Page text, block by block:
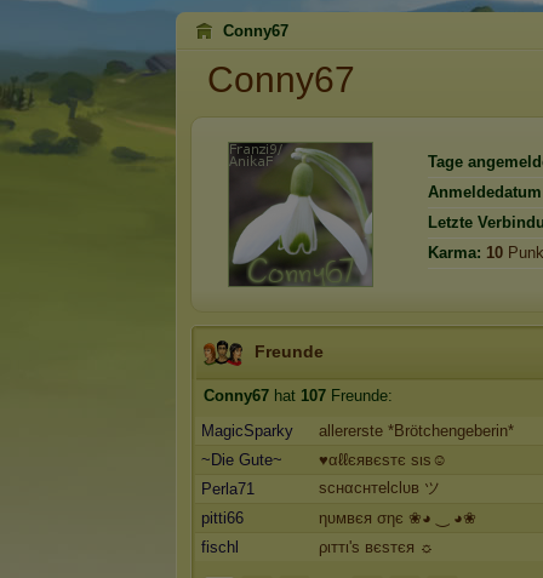
Conny67
Conny67
Tage
Letzte
Karma: 10
Freunde
Conny67 hat 107 Freunde:
MagicSparky
allererste *Brötchengeberin*
~Die Gute~
♥αℓℓєявєѕтє ѕιѕ☺
Perla71
ѕcнαcнтelclυв ツ
pitti66
ηυмвєя σηє ❀◕ ‿ ◕❀
fischl
ριттι'ѕ вєѕтєя ☼